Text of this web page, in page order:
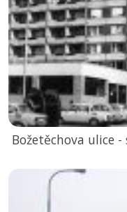
Božetěchova ulice